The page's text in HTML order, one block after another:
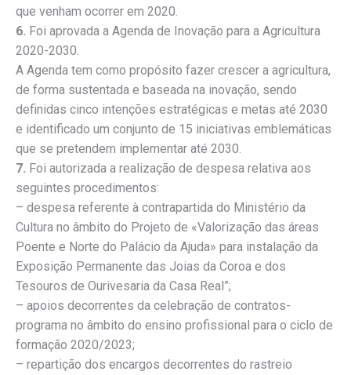
que venham ocorrer em 2020.
6. Foi aprovada a Agenda de Inovação para a Agricultura
2020-2030.
A Agenda tem como propósito fazer crescer a agricultura,
de forma sustentada e baseada na inovação, sendo
definidas cinco intenções estratégicas e metas até 2030
e identificado um conjunto de 15 iniciativas emblemáticas
que se pretendem implementar até 2030.
7. Foi autorizada a realização de despesa relativa aos
seguintes procedimentos:
– despesa referente à contrapartida do Ministério da
Cultura no âmbito do Projeto de «Valorização das áreas
Poente e Norte do Palácio da Ajuda» para instalação da
Exposição Permanente das Joias da Coroa e dos
Tesouros de Ourivesaria da Casa Real”;
– apoios decorrentes da celebração de contratos-
programa no âmbito do ensino profissional para o ciclo de
formação 2020/2023;
– repartição dos encargos decorrentes do rastreio